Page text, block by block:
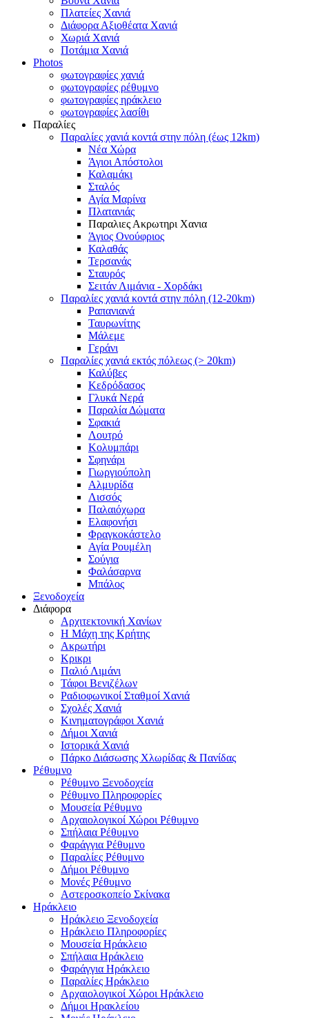
Πλατείες Χανιά
Διάφορα Αξιοθέατα Χανιά
Χωριά Χανιά
Ποτάμια Χανιά
Photos
φωτογραφίες χανιά
φωτογραφίες ρέθυμνο
φωτογραφίες ηράκλειο
φωτογραφίες λασίθι
Παραλίες
Παραλίες χανιά κοντά στην πόλη (έως 12km)
Νέα Χώρα
Άγιοι Απόστολοι
Καλαμάκι
Σταλός
Αγία Μαρίνα
Πλατανιάς
Παραλιες Ακρωτηρι Χανια
Άγιος Ονούφριος
Καλαθάς
Τερσανάς
Σταυρός
Σειτάν Λιμάνια - Χορδάκι
Παραλίες χανιά κοντά στην πόλη (12-20km)
Ραπανιανά
Ταυρωνίτης
Μάλεμε
Γεράνι
Παραλίες χανιά εκτός πόλεως (> 20km)
Καλύβες
Κεδρόδασος
Γλυκά Νερά
Παραλία Δώματα
Σφακιά
Λουτρό
Κολυμπάρι
Σφηνάρι
Γιωργιούπολη
Αλμυρίδα
Λισσός
Παλαιόχωρα
Ελαφονήσι
Φραγκοκάστελο
Αγία Ρουμέλη
Σούγια
Φαλάσαρνα
Μπάλος
Ξενοδοχεία
Διάφορα
Αρχιτεκτονική Χανίων
Η Μάχη της Κρήτης
Ακρωτήρι
Κρικρι
Παλιό Λιμάνι
Τάφοι Βενιζέλων
Ραδιοφωνικοί Σταθμοί Χανιά
Σχολές Χανιά
Κινηματογράφοι Χανιά
Δήμοι Χανιά
Ιστορικά Χανιά
Πάρκο Διάσωσης Χλωρίδας & Πανίδας
Ρέθυμνο
Ρέθυμνο Ξενοδοχεία
Ρέθυμνο Πληροφορίες
Μουσεία Ρέθυμνο
Αρχαιολογικοί Χώροι Ρέθυμνο
Σπήλαια Ρέθυμνο
Φαράγγια Ρέθυμνο
Παραλίες Ρέθυμνο
Δήμοι Ρέθυμνο
Μονές Ρέθυμνο
Αστεροσκοπείο Σκίνακα
Ηράκλειο
Ηράκλειο Ξενοδοχεία
Ηράκλειο Πληροφορίες
Μουσεία Ηράκλειο
Σπήλαια Ηράκλειο
Φαράγγια Ηράκλειο
Παραλίες Ηράκλειο
Αρχαιολογικοί Χώροι Ηράκλειο
Δήμοι Ηρακλείου